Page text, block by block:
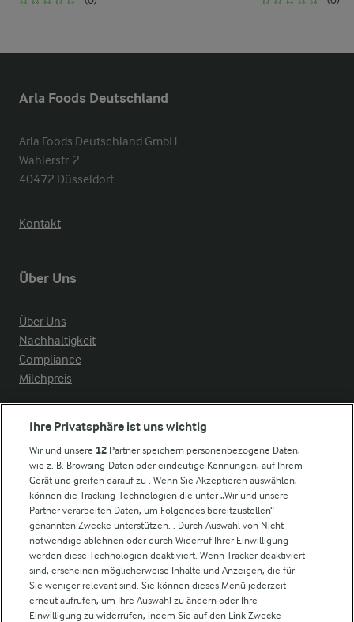
Arla Foods Deutschland
Arla Foods Deutschland GmbH
Wahlerstr. 2
40472 Düsseldorf
Kontakt
Über Uns
Über Uns
Nachhaltigkeit
Compliance
Milchpreis
Weitere Arla Websites
Castello
Lurpak
Arla Pro
Für unsere Landwirt:innen
Ihre Privatsphäre ist uns wichtig
Wir und unsere 12 Partner speichern personenbezogene Daten,
wie z. B. Browsing-Daten oder eindeutige Kennungen, auf Ihrem
Gerät und greifen darauf zu . Wenn Sie Akzeptieren auswählen,
können die Tracking-Technologien die unter „Wir und unsere
Partner verarbeiten Daten, um Folgendes bereitzustellen“
genannten Zwecke unterstützen. . Durch Auswahl von Nicht
notwendige ablehnen oder durch Widerruf Ihrer Einwilligung
werden diese Technologien deaktiviert. Wenn Tracker deaktiviert
sind, erscheinen möglicherweise Inhalte und Anzeigen, die für
Sie weniger relevant sind. Sie können dieses Menü jederzeit
erneut aufrufen, um Ihre Auswahl zu ändern oder Ihre
Einwilligung zu widerrufen, indem Sie auf den Link Zwecke